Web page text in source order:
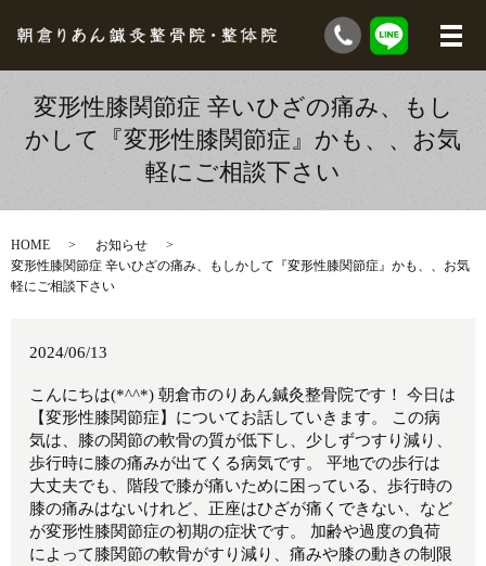
変形性膝関節症 辛いひざの痛み、もし
かして『変形性膝関節症』かも、、お気
軽にご相談下さい
HOME
お知らせ
変形性膝関節症 辛いひざの痛み、もしかして『変形性膝関節症』かも、、お気
軽にご相談下さい
2024/06/13
こんにちは(*^^*) 朝倉市のりあん鍼灸整骨院です！ 今日は
【変形性膝関節症】についてお話していきます。 この病
気は、膝の関節の軟骨の質が低下し、少しずつすり減り、
歩行時に膝の痛みが出てくる病気です。 平地での歩行は
大丈夫でも、階段で膝が痛いために困っている、歩行時の
膝の痛みはないけれど、正座はひざが痛くできない、など
が変形性膝関節症の初期の症状です。 加齢や過度の負荷
によって膝関節の軟骨がすり減り、痛みや膝の動きの制限